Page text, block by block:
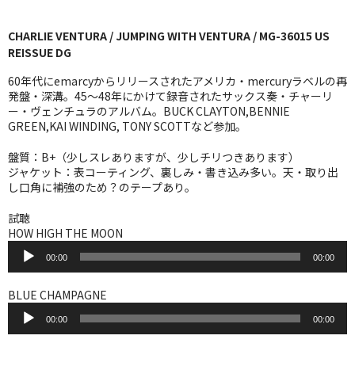
J-POP
ROCK
FOLK,SSW
その他
レア盤（1万円以上）
Webのみ no.2
CHARLIE VENTURA / JUMPING WITH VENTURA / MG-36015 US
REISSUE DG
60年代にemarcyからリリースされたアメリカ・mercuryラベルの再
発盤・深溝。45～48年にかけて録音されたサックス奏・チャーリ
ー・ヴェンチュラのアルバム。BUCK CLAYTON,BENNIE
GREEN,KAI WINDING, TONY SCOTTなど参加。
盤質：B+（少しスレありますが、少しチリつきあります）
ジャケット：表コーティング、裏しみ・書き込み多い。天・取り出
し口角に補強のため？のテープあり。
試聴
HOW HIGH THE MOON
プ
レ
ー
ー
00:00 00:00
BLUE CHAMPAGNE
プ
00:00 00:00